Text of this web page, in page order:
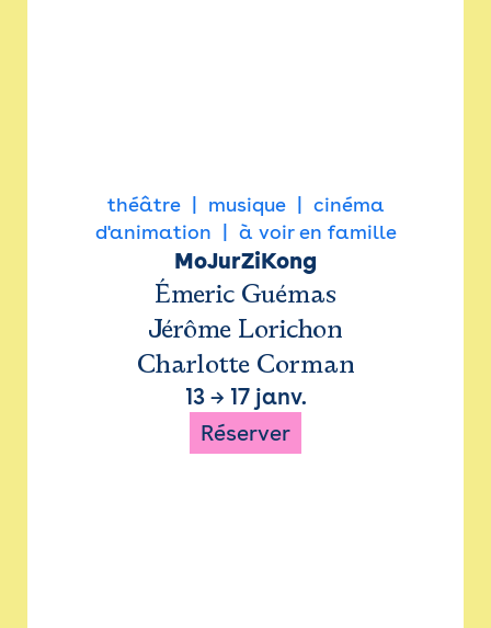
théâtre musique
cinéma
d'animation
à voir en famille
MoJurZiKong
Émeric Guémas
Jérôme Lorichon
Charlotte Corman
13→ 17 janv.
Réserver